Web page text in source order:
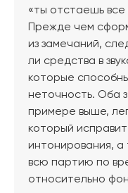
«ты отстаешь
Прежде чем
из замечаний,
ли средства в
которые
неточность. Оба
примере выше,
который
интонирования, а
всю партию по
относительно